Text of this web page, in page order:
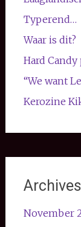
Typerend…
Waar is dit?
Hard
“We want
Kerozine
Archives
November